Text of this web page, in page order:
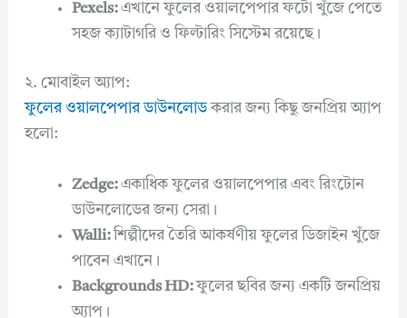
Pexels:এখানে ফুলের ওয়ালপেপার ফটো খুঁজে পেতে
সহজ ক্যাটাগরি ও ফিল্টারিং সিস্টেম রয়েছে।
২. মোবাইল অ্যাপ:
ফুলের ওয়ালপেপার ডাউনলোডকরার জন্য কিছু জনপ্রিয় অ্যাপ
হলো:
Zedge:একাধিক ফুলের ওয়ালপেপার এবং রিংটোন
ডাউনলোডের জন্য সেরা।
Walli:শিল্পীদের তৈরি আকর্ষণীয় ফুলের ডিজাইন খুঁজে
পাবেন এখানে।
Backgrounds HD:ফুলের ছবির জন্য একটি জনপ্রিয়
অ্যাপ।